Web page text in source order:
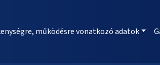
működésre vonatkozó adatok